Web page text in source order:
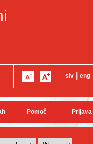
slv eng
Pomoč Prijava